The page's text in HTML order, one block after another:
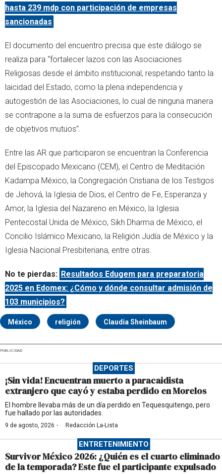
hasta 239 mdp con participación de empresas
sancionadas
El documento del encuentro precisa que este diálogo se
realiza para “fortalecer lazos con las Asociaciones
Religiosas desde el ámbito institucional, respetando tanto la
laicidad del Estado, como la plena independencia y
autogestión de las Asociaciones, lo cual de ninguna manera
se contrapone a la suma de esfuerzos para la consecución
de objetivos mutuos”.
Entre las AR que participaron se encuentran la Conferencia
del Episcopado Mexicano (CEM), el Centro de Meditación
Kadampa México, la Congregación Cristiana de los Testigos
de Jehová, la Iglesia de Dios, el Centro de Fe, Esperanza y
Amor, la Iglesia del Nazareno en México, la Iglesia
Pentecostal Unida de México, Sikh Dharma de México, el
Concilio Islámico Mexicano, la Religión Judía de México y la
Iglesia Nacional Presbiteriana, entre otras.
No te pierdas: Resultados Edugem para preparatoria
2025 en Edomex: ¿Cómo y dónde consultar admisión de
103 municipios?
México religión Claudia Sheinbaum
PUBLICIDAD
DEPORTES
¡Sin vida! Encuentran muerto a paracaidista
extranjero que cayó y estaba perdido en Morelos
El hombre llevaba más de un día perdido en Tequesquitengo, pero
fue hallado por las autoridades.
9 de agosto, 2026 · Redacción La-Lista
ENTRETENIMIENTO
Survivor México 2026: ¿Quién es el cuarto eliminado
de la temporada? Este fue el participante expulsado